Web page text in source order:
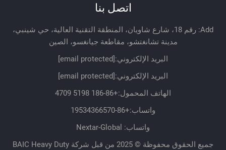
اتصل بنا
Add: رقم 18، شارع شاويان، المنطقة التقنية العالية، حي شينبي،
مدينة تشانغتشو، مقاطعة جيانغسو، الصين
البريد الإلكتروني:
البريد الإلكتروني:
الهاتف المحمول:+86-186 5198 4709
واتساب:+86-19534366570
واتساب: Nextar-Global
جميع الحقوق محفوظة © 2025 من قبل شركة BAIC Heavy Duty